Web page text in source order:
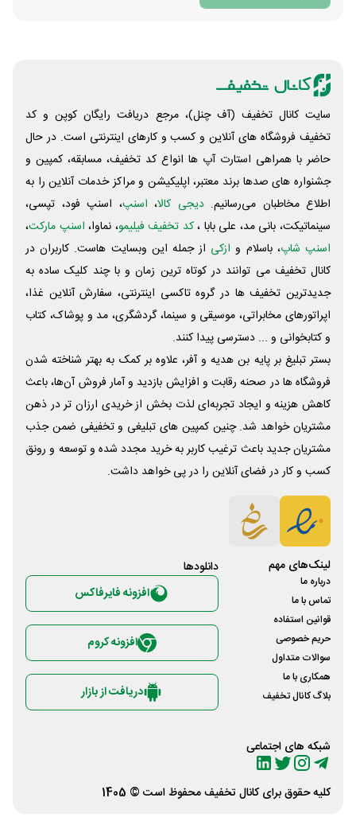
سایت کانال تخفیف (آف چنل)، مرجع دریافت رایگان کوپن و کد
تخفیف فروشگاه های آنلاین و کسب و‌ کارهای اینترنتی است. در حال
حاضر با همراهی استارت آپ ها انواع کد تخفیف، مسابقه، کمپین و
جشنواره های صدها برند معتبر، اپلیکیشن و مراکز خدمات آنلاین را به
اطلاع مخاطبان می‌رسانیم. دیجی کالا، اسنپ، اسنپ فود، تپسی،
سینماتیکت، بانی مد، علی‌ بابا ،کد تخفیف فیلیمو، نماوا، اسنپ مارکت،
اسنپ شاپ، باسلام و ازکی از جمله این وبسایت ‌هاست. کاربران در
کانال تخفیف می توانند در کوتاه ترین زمان و با چند کلیک ساده به
جدیدترین تخفیف ها در گروه تاکسی اینترنتی، سفارش آنلاین غذا،
اپراتورهای مخابراتی، موسیقی و سینما، گردشگری، مد و پوشاک، کتاب
و کتابخوانی و ... دسترسی پیدا کنند.
بستر تبلیغ بر پایه بن هدیه و آفر، علاوه بر کمک به بهتر شناخته شدن
فروشگاه ها در صحنه رقابت و افزایش بازدید و آمار فروش آن‌ها، باعث
کاهش هزینه و ایجاد تجربه‌ای لذت بخش از خریدی ارزان تر در ذهن
مشتریان خواهد شد. چنین کمپین های تبلیغی و تخفیفی ضمن جذب
مشتریان جدید باعث ترغیب کاربر به خرید مجدد شده و توسعه و رونق
کسب و کار در فضای آنلاین را در پی خواهد داشت.
لینک‌های مهم
درباره ما
تماس با ما
قوانین استفاده
حریم خصوصی
سوالات متداول
همکاری با ما
بلاگ کانال تخفیف
شبکه های اجتماعی
دانلود‌ها
افزونه فایرفاکس
افزونه کروم
دریافت از بازار
کلیه حقوق برای کانال تخفیفمحفوظ است © 1405